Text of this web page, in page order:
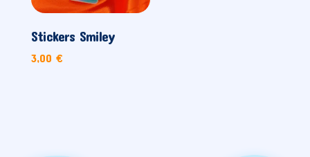
Stickers Smiley
3,00 €